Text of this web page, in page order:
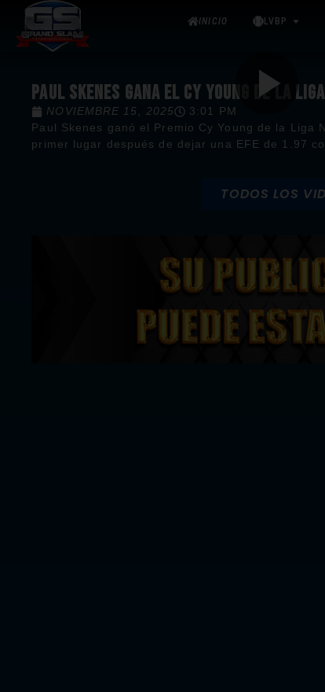
INICIO LVBP
PAUL SKENES GANA EL CY YOUNG DE LA
NOVIEMBRE 15, 2025
3:01 PM
Paul Skenes ganó el Premio Cy Young de la Liga
primer lugar después de dejar una EFE de 1.97
TODOS LOS